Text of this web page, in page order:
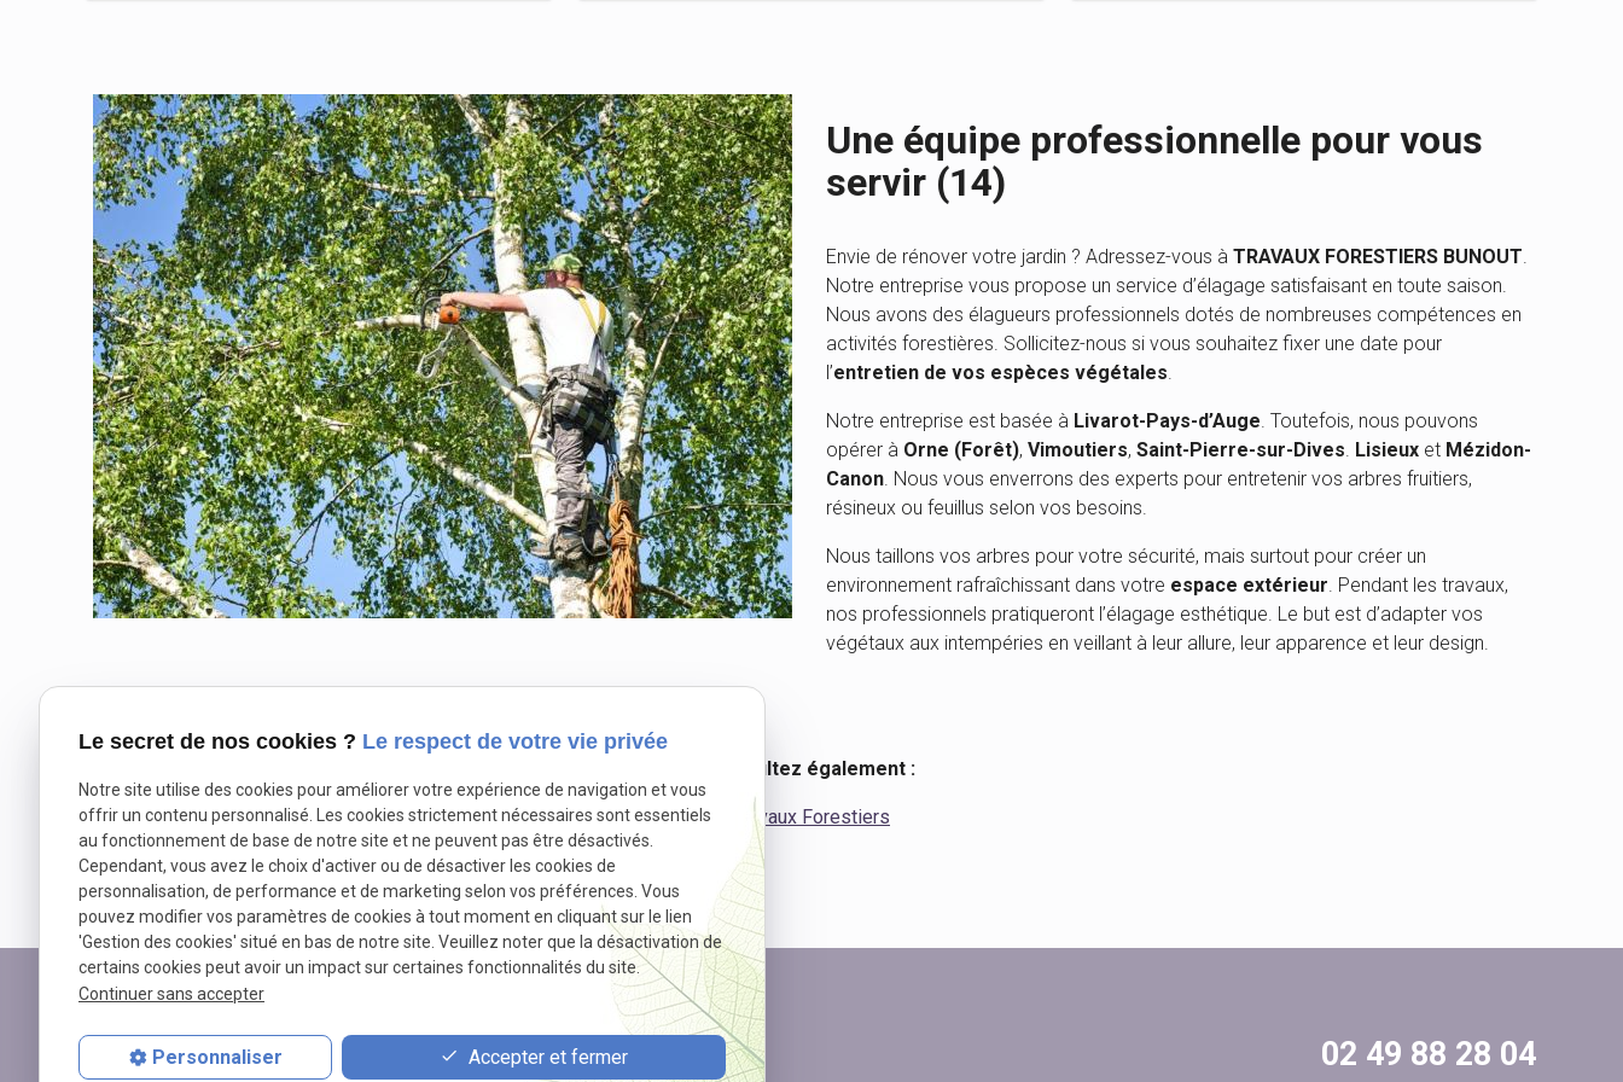
Une équipe professionnelle pour vous
servir (14)
Envie de rénover votre jardin ? Adressez-vous à TRAVAUX FORESTIERS BUNOUT.
Notre entreprise vous propose un service d’élagage satisfaisant en toute saison.
Nous avons des élagueurs professionnels dotés de nombreuses compétences en
activités forestières. Sollicitez-nous si vous souhaitez fixer une date pour
l’entretien de vos espèces végétales.
Notre entreprise est basée à Livarot-Pays-d’Auge. Toutefois, nous pouvons
opérer à Orne (Forêt), Vimoutiers, Saint-Pierre-sur-Dives. Lisieux et Mézidon-
Canon. Nous vous enverrons des experts pour entretenir vos arbres fruitiers,
résineux ou feuillus selon vos besoins.
Nous taillons vos arbres pour votre sécurité, mais surtout pour créer un
environnement rafraîchissant dans votre espace extérieur. Pendant les travaux,
nos professionnels pratiqueront l’élagage esthétique. Le but est d’adapter vos
végétaux aux intempéries en veillant à leur allure, leur apparence et leur design.
Consultez également :
Travaux Forestiers
TRAVAUX FORESTIERS BUNOUT
Travaux forestiers et élagage
àLIVAROT-PAYS-D'AUGE 02 49 88 28 04
Le secret de nos cookies ? Le respect de votre vie privée
Notre site utilise des cookies pour améliorer votre expérience de navigation et vous
offrir un contenu personnalisé. Les cookies strictement nécessaires sont essentiels
au fonctionnement de base de notre site et ne peuvent pas être désactivés.
Cependant, vous avez le choix d'activer ou de désactiver les cookies de
personnalisation, de performance et de marketing selon vos préférences. Vous
pouvez modifier vos paramètres de cookies à tout moment en cliquant sur le lien
'Gestion des cookies' situé en bas de notre site. Veuillez noter que la désactivation de
certains cookies peut avoir un impact sur certaines fonctionnalités du site.
Continuer sans accepter
Personnaliser Accepter et fermer